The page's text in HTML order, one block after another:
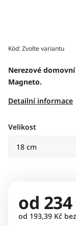
Kód:Zvolte variantu
Nerezové
Magneto.
Detailní informace
Velikost
od
od 193,39 Kč